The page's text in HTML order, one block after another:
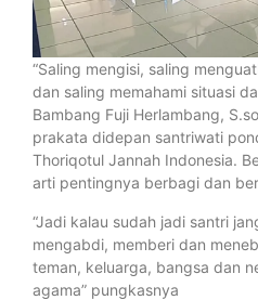
“Saling mengisi, saling
dan saling memahami situasi
Bambang Fuji Herlambang,
prakata didepan santriwati
Thoriqotul Jannah Indonesia.
arti pentingnya berbagi dan
“Jadi kalau sudah jadi santri
mengabdi, memberi dan
teman, keluarga, bangsa dan
agama” pungkasnya